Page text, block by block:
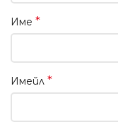
Име *
Имейл *